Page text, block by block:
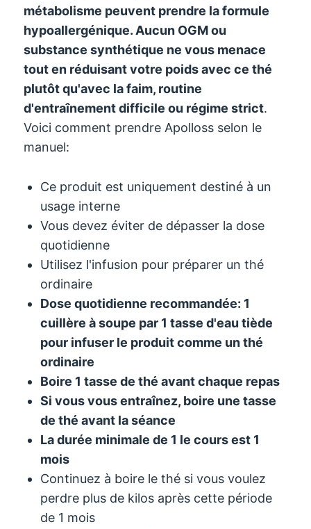
métabolisme peuvent prendre la formule
hypoallergénique. Aucun OGM ou
substance synthétique ne vous menace
tout en réduisant votre poids avec ce thé
plutôt qu'avec la faim, routine
d'entraînement difficile ou régime strict.
Voici comment prendre Apolloss selon le
manuel:
Ce produit est uniquement destiné à un
usage interne
Vous devez éviter de dépasser la dose
quotidienne
Utilisez l'infusion pour préparer un thé
ordinaire
Dose quotidienne recommandée: 1
cuillère à soupe par 1 tasse d'eau tiède
pour infuser le produit comme un thé
ordinaire
Boire 1 tasse de thé avant chaque repas
Si vous vous entraînez, boire une tasse
de thé avant la séance
La durée minimale de 1 le cours est 1
mois
Continuez à boire le thé si vous voulez
perdre plus de kilos après cette période
de 1 mois